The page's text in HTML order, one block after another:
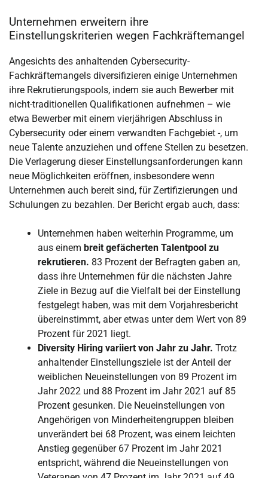
Unternehmen erweitern ihre
Einstellungskriterien wegen Fachkräftemangel
Angesichts des anhaltenden Cybersecurity-
Fachkräftemangels diversifizieren einige Unternehmen
ihre Rekrutierungspools, indem sie auch Bewerber mit
nicht-traditionellen Qualifikationen aufnehmen – wie
etwa Bewerber mit einem vierjährigen Abschluss in
Cybersecurity oder einem verwandten Fachgebiet -, um
neue Talente anzuziehen und offene Stellen zu besetzen.
Die Verlagerung dieser Einstellungsanforderungen kann
neue Möglichkeiten eröffnen, insbesondere wenn
Unternehmen auch bereit sind, für Zertifizierungen und
Schulungen zu bezahlen. Der Bericht ergab auch, dass:
Unternehmen haben weiterhin Programme, um
aus einem breit gefächerten Talentpool zu
rekrutieren. 83 Prozent der Befragten gaben an,
dass ihre Unternehmen für die nächsten Jahre
Ziele in Bezug auf die Vielfalt bei der Einstellung
festgelegt haben, was mit dem Vorjahresbericht
übereinstimmt, aber etwas unter dem Wert von 89
Prozent für 2021 liegt.
Diversity Hiring variiert von Jahr zu Jahr. Trotz
anhaltender Einstellungsziele ist der Anteil der
weiblichen Neueinstellungen von 89 Prozent im
Jahr 2022 und 88 Prozent im Jahr 2021 auf 85
Prozent gesunken. Die Neueinstellungen von
Angehörigen von Minderheitengruppen bleiben
unverändert bei 68 Prozent, was einem leichten
Anstieg gegenüber 67 Prozent im Jahr 2021
entspricht, während die Neueinstellungen von